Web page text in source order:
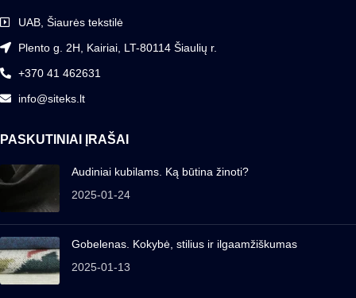
UAB, Šiaurės tekstilė
Plento g. 2H, Kairiai, LT-80114 Šiaulių r.
+370 41 462631
info@siteks.lt
PASKUTINIAI ĮRAŠAI
Audiniai kubilams. Ką būtina žinoti?
2025-01-24
Gobelenas. Kokybė, stilius ir ilgaamžiškumas
2025-01-13